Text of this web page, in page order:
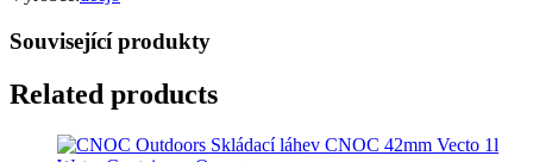
Související produkty
Related products